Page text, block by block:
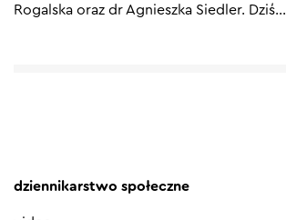
Rogalska oraz dr Agnieszka Siedler. Dziś…
dziennikarstwo społeczne